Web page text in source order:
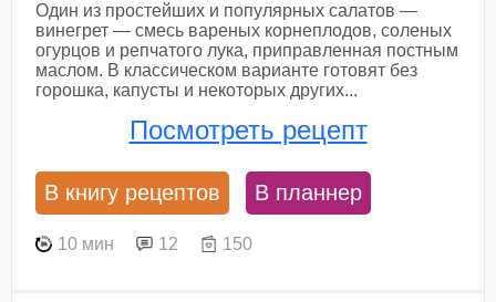
Один из простейших и популярных салатов —
винегрет — смесь вареных корнеплодов, соленых
огурцов и репчатого лука, приправленная постным
маслом. В классическом варианте готовят без
горошка, капусты и некоторых других...
Посмотреть рецепт
В книгу рецептов В планнер
10 мин 12 150